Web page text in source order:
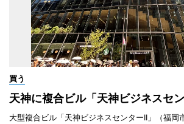
買う
天神に複合ビル「天神ビジネスセ
大型複合ビル「天神ビジネスセンターII」（福岡